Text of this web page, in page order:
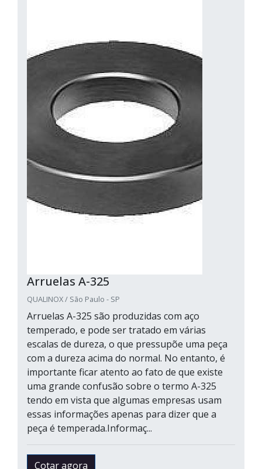
Arruelas A-325
QUALINOX / São Paulo - SP
Arruelas A-325 são produzidas com aço
temperado, e pode ser tratado em várias
escalas de dureza, o que pressupõe uma peça
com a dureza acima do normal. No entanto, é
importante ficar atento ao fato de que existe
uma grande confusão sobre o termo A-325
tendo em vista que algumas empresas usam
essas informações apenas para dizer que a
peça é temperada.Informaç...
Cotar agora